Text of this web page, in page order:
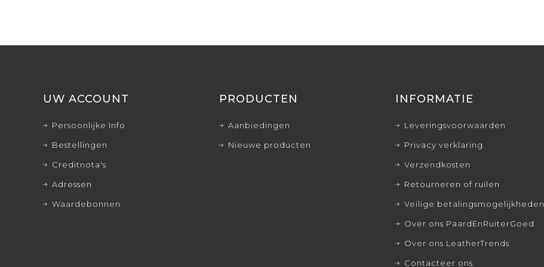
UW ACCOUNT
Persoonlijke Info
Bestellingen
Creditnota's
Adressen
Waardebonnen
PRODUCTEN
Aanbiedingen
Nieuwe producten
INFORMATIE
Leveringsvoorwaarden
Privacy verklaring
Verzendkosten
Retourneren of ruilen
Veilige betalingsmogelijkheden
Over ons PaardEnRuiterGoed
Over ons LeatherTrends
Contacteer ons